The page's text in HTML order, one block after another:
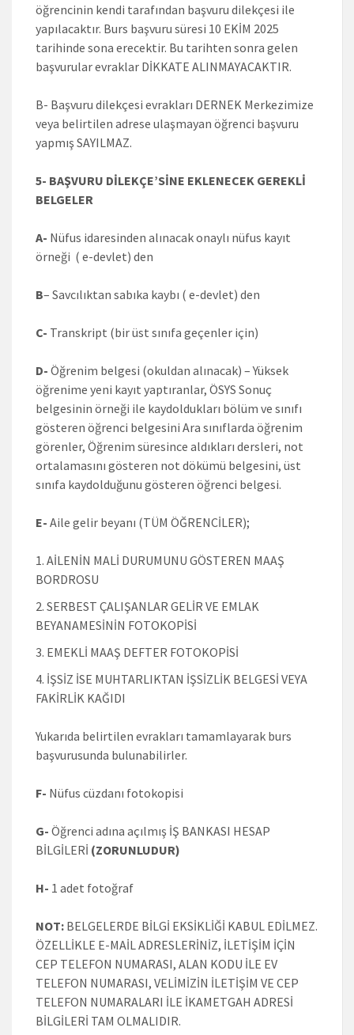
öğrencinin kendi tarafından başvuru dilekçesi ile
yapılacaktır. Burs başvuru süresi 10 EKİM 2025
tarihinde sona erecektir. Bu tarihten sonra gelen
başvurular evraklar DİKKATE ALINMAYACAKTIR.
B- Başvuru dilekçesi evrakları DERNEK Merkezimize
veya belirtilen adrese ulaşmayan öğrenci başvuru
yapmış SAYILMAZ.
5- BAŞVURU DİLEKÇE’SİNE EKLENECEK GEREKLİ
BELGELER
A- Nüfus idaresinden alınacak onaylı nüfus kayıt
örneği ( e-devlet) den
B– Savcılıktan sabıka kaybı ( e-devlet) den
C- Transkript (bir üst sınıfa geçenler için)
D- Öğrenim belgesi (okuldan alınacak) – Yüksek
öğrenime yeni kayıt yaptıranlar, ÖSYS Sonuç
belgesinin örneği ile kaydoldukları bölüm ve sınıfı
gösteren öğrenci belgesini Ara sınıflarda öğrenim
görenler, Öğrenim süresince aldıkları dersleri, not
ortalamasını gösteren not dökümü belgesini, üst
sınıfa kaydolduğunu gösteren öğrenci belgesi.
E- Aile gelir beyanı (TÜM ÖĞRENCİLER);
AİLENİN MALİ DURUMUNU GÖSTEREN MAAŞ
BORDROSU
SERBEST ÇALIŞANLAR GELİR VE EMLAK
BEYANAMESİNİN FOTOKOPİSİ
EMEKLİ MAAŞ DEFTER FOTOKOPİSİ
İŞSİZ İSE MUHTARLIKTAN İŞSİZLİK BELGESİ VEYA
FAKİRLİK KAĞIDI
Yukarıda belirtilen evrakları tamamlayarak burs
başvurusunda bulunabilirler.
F- Nüfus cüzdanı fotokopisi
G- Öğrenci adına açılmış İŞ BANKASI HESAP
BİLGİLERİ (ZORUNLUDUR)
H- 1 adet fotoğraf
NOT: BELGELERDE BİLGİ EKSİKLİĞİ KABUL EDİLMEZ.
ÖZELLİKLE E-MAİL ADRESLERİNİZ, İLETİŞİM İÇİN
CEP TELEFON NUMARASI, ALAN KODU İLE EV
TELEFON NUMARASI, VELİMİZİN İLETİŞİM VE CEP
TELEFON NUMARALARI İLE İKAMETGAH ADRESİ
BİLGİLERİ TAM OLMALIDIR.